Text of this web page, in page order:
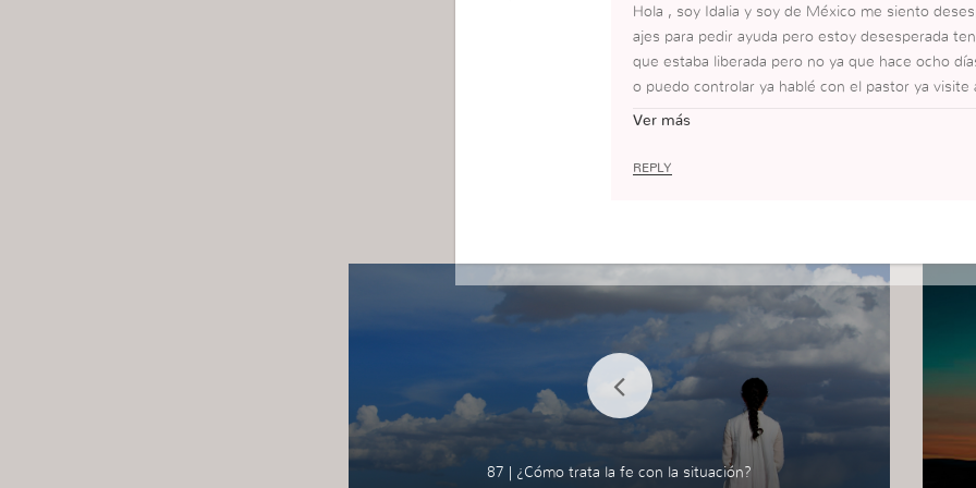
Hola , soy Idalia y soy de México me siento
ajes para pedir ayuda pero estoy desesperada
que estaba liberada pero no ya que hace ocho
o puedo controlar ya hablé con el pastor ya
alpitaciones en el corazón y los Estudios salieron
er y para ser sincera no logró ni buscar a Dios ,
Ver más
REPLY
87 | ¿Cómo trata la fe con la situación?